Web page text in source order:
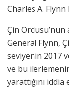
Charles A.
Çin
General Flynn,
seviyenin 2017
ve bu
yarattığını iddia